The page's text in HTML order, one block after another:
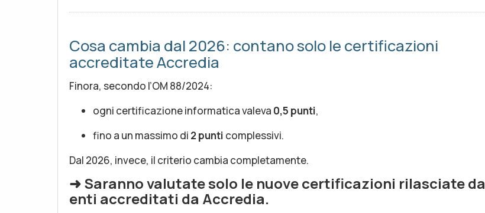
Cosa cambia dal 2026: contano solo le certificazioni
accreditate Accredia
Finora, secondo l’OM 88/2024:
ogni certificazione informatica valeva 0,5 punti,
fino a un massimo di 2 punti complessivi.
Dal 2026, invece, il criterio cambia completamente.
➜Saranno valutate solo le nuove certificazioni rilasciate da
enti accreditati da Accredia.